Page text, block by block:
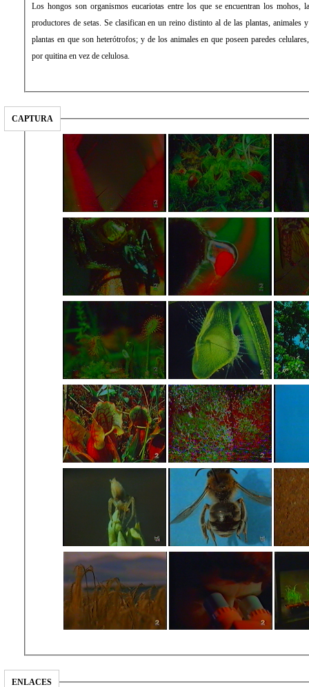
Los hongos son organismos eucariotas entre los que se encuentran los mohos,
productores de setas. Se clasifican en un reino distinto al de las plantas, animales
plantas en que son heterótrofos; y de los animales en que poseen paredes
por quitina en vez de celulosa.
CAPTURA
ENLACES